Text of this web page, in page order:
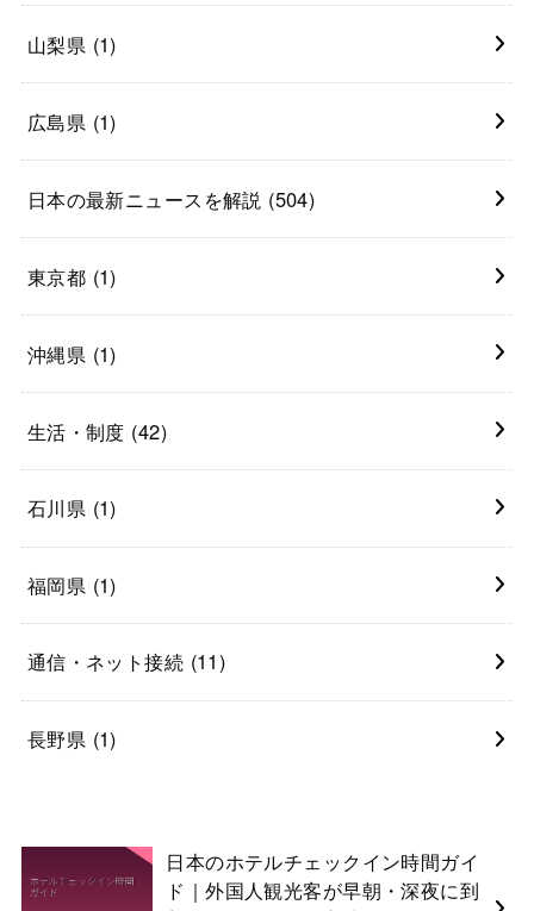
山梨県 (1)
広島県 (1)
日本の最新ニュースを解説 (504)
東京都 (1)
沖縄県 (1)
生活・制度 (42)
石川県 (1)
福岡県 (1)
通信・ネット接続 (11)
長野県 (1)
日本のホテルチェックイン時間ガイ
ド｜外国人観光客が早朝・深夜に到